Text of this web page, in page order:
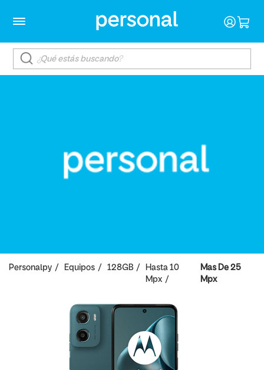
Personalpy Equipos 128GB
Hasta 10
Mpx
Mas De 25
Mpx